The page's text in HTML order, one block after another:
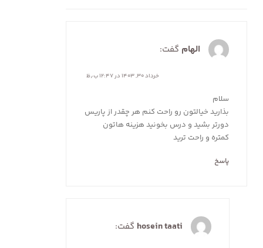
الهام گفت:
خرداد ۳۰, ۱۴۰۳ در ۱۲:۴۷ ب٫ظ
سلام
بذارید خیالتون رو راحت کنم هر چقدر از پاریس
دورتر بشید و درس بخونید هزینه هاتون
کمتره و راحت ترید
پاسخ
hosein taati گفت: